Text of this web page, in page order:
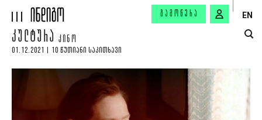
ᲒᲐᲛᲝᲬᲔᲠᲐ EN
ᲙᲣᲚᲢᲣᲠᲐ ᲙᲘᲜᲝ
01.12.2021 | 10 ᲬᲣᲗᲘᲐᲜᲘ ᲡᲐᲙᲘᲗᲮᲐᲕᲘ